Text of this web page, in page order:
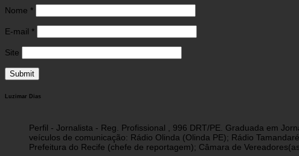
Nome *
E-mail *
Site
Luzimar Dias
Perfil - Jornalista - Reg. Profissional , 996 DRT/PE. Graduada em
veículos de comunicação: Rádio Olinda (Olinda PE); Rádio
Prefeitura do Recife (chefe de reportagem); Câmara de